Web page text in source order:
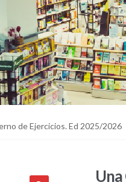
de Ejercicios. Ed 2025/2026
Una